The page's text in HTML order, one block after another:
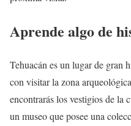
Aprende algo de
Tehuacán es un lugar de gran
con visitar la zona
encontrarás los vestigios de la
un museo que posee una